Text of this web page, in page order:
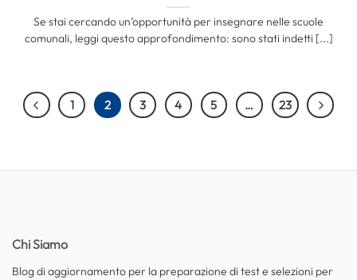
Se stai cercando un’opportunità per insegnare nelle scuole
comunali, leggi questo approfondimento: sono stati indetti [...]
1 2 3 4 5 … 23
Chi Siamo
Blog di aggiornamento per la preparazione di test e selezioni per